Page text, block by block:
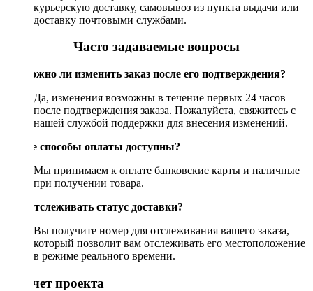
курьерскую доставку, самовывоз из пункта выдачи или
доставку почтовыми службами.
Часто задаваемые вопросы
Возможно ли изменить заказ после его подтверждения?
Да, изменения возможны в течение первых 24 часов
после подтверждения заказа. Пожалуйста, свяжитесь с
нашей службой поддержки для внесения изменений.
Какие способы оплаты доступны?
Мы принимаем к оплате банковские карты и наличные
при получении товара.
Как отслеживать статус доставки?
Вы получите номер для отслеживания вашего заказа,
который позволит вам отслеживать его местоположение
в режиме реального времени.
Рассчет проекта